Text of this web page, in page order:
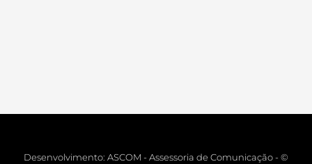
Desenvolvimento: ASCOM - Assessoria de Comunicação - ©